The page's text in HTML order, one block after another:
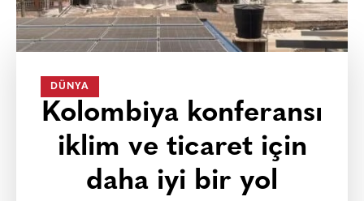
DÜNYA
Kolombiya konferansı
iklim ve ticaret için
daha iyi bir yol